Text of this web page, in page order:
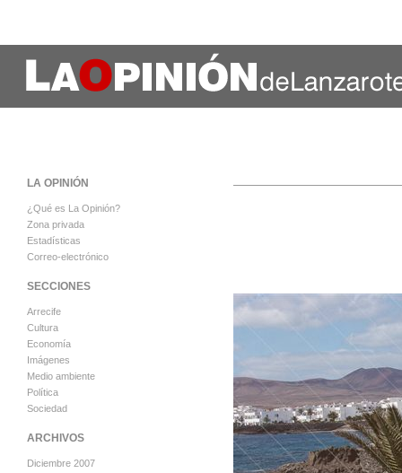
LA OPINIÓN
¿Qué es La Opinión?
Zona privada
Estadísticas
Correo-electrónico
SECCIONES
Arrecife
Cultura
Economía
Imágenes
Medio ambiente
Política
Sociedad
ARCHIVOS
Diciembre 2007